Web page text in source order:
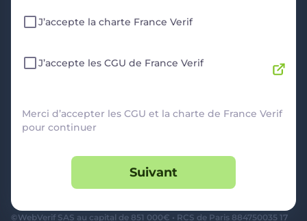
INFORMATIONS
Marchands
A PROPOS
Aide
Contact support utilisateurs
support@franceverif.fr
©WebVerif SAS au capital de 851 000€ • RCS de Paris 884750035 17
J’accepte la charte France Verif
J’accepte les CGU de France Verif
Merci d’accepter les CGU et la charte de France Verif
pour continuer
Suivant